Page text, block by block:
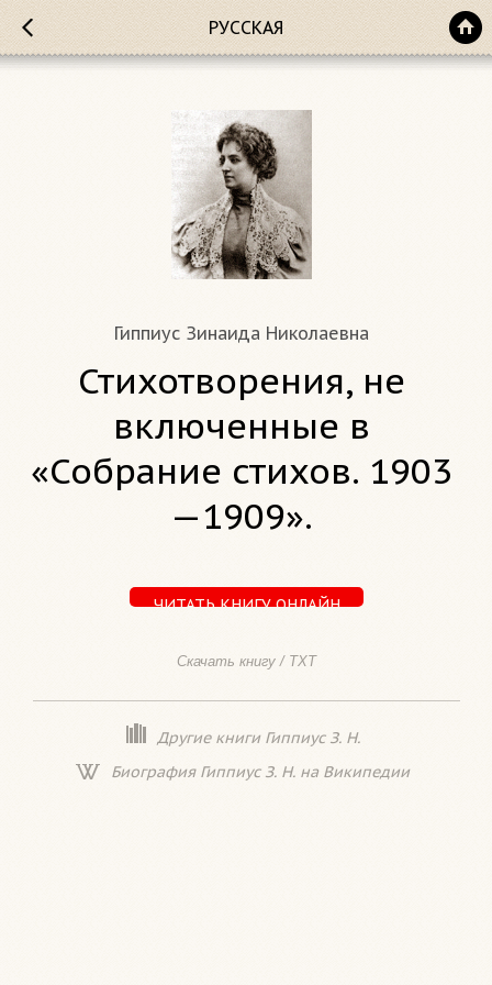
РУССКАЯ
Гиппиус Зинаида Николаевна
Стихотворения, не
включенные в
«Собрание стихов. 1903
—1909».
ЧИТАТЬ КНИГУ ОНЛАЙН
Скачать книгу / TXT
Другие книги Гиппиус З. Н.
Биография Гиппиус З. Н. на Википедии